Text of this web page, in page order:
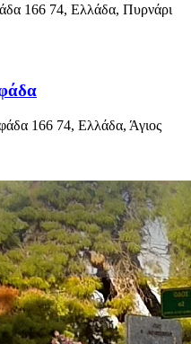
166 74, Ελλάδα, Πυρνάρι
166 74, Ελλάδα, Άγιος